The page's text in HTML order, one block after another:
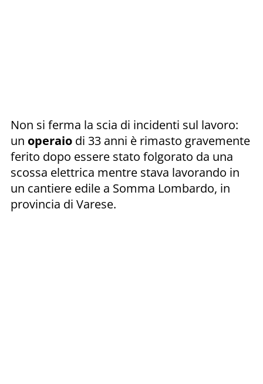
Non si ferma la scia di incidenti sul lavoro:
un operaio di 33 anni è rimasto gravemente
ferito dopo essere stato folgorato da una
scossa elettrica mentre stava lavorando in
un cantiere edile a Somma Lombardo, in
provincia di Varese.